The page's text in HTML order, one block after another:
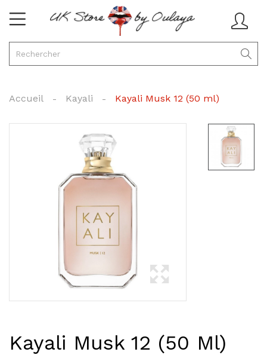
Accueil Kayali Kayali Musk 12 (50 ml)
Kayali Musk 12 (50 Ml)